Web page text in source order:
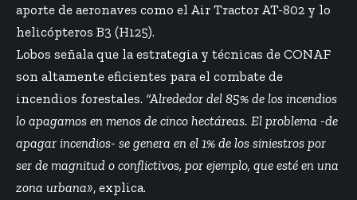
aporte de aeronaves como el Air Tractor AT-802 y lo
helicópteros B3 (H125).
Lobos señala que la estrategia y técnicas de CONAF
son altamente eficientes para el combate de
incendios forestales. “Alrededor del 85% de los incendios
lo apagamos en menos de cinco hectáreas. El problema -de
apagar incendios- se genera en el 1% de los siniestros por
ser de magnitud o conflictivos, por ejemplo, que esté en una
zona urbana», explica.